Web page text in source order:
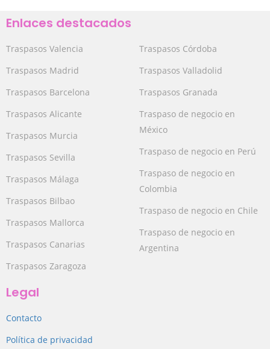
Enlaces destacados
Traspasos Valencia
Traspasos Madrid
Traspasos Barcelona
Traspasos Alicante
Traspasos Murcia
Traspasos Sevilla
Traspasos Málaga
Traspasos Bilbao
Traspasos Mallorca
Traspasos Canarias
Traspasos Zaragoza
Traspasos Córdoba
Traspasos Valladolid
Traspasos Granada
Traspaso de negocio en
México
Traspaso de negocio en Perú
Traspaso de negocio en
Colombia
Traspaso de negocio en Chile
Traspaso de negocio en
Argentina
Legal
Contacto
Política de privacidad